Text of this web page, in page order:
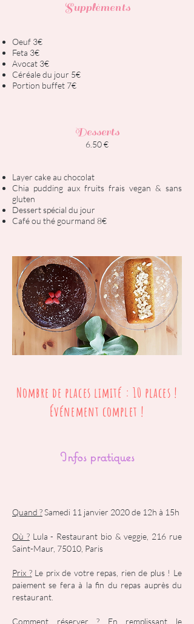
Suppléments
Oeuf 3€
Feta 3€
Avocat 3€
Céréale du jour 5€
Portion buffet 7€
Desserts
6.50 €
Layer cake au chocolat
Chia pudding aux fruits frais vegan & sans
gluten
Dessert spécial du jour
Café ou thé gourmand 8€
Nombre de places limité : 10 places !
Événement complet !
Infos pratiques
Quand ?Samedi 11 janvier 2020 de 12h à 15h
Où ?Lula - Restaurant bio & veggie, 216 rue
Saint-Maur, 75010, Paris
Prix ?Le prix de votre repas, rien de plus ! Le
paiement se fera à la fin du repas auprès du
restaurant.
Comment réserver ? En remplissant le